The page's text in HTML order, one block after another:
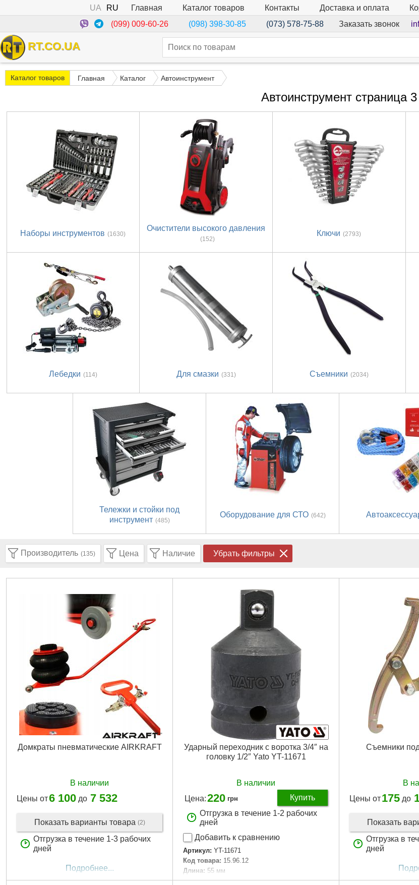
UA RU Главная Каталог товаров Контакты Доставка и оплата
(099) 009-60-26
(098) 398-30-85 (073) 578-75-88 Заказать звонок
RT.CO.UA
Каталог товаров Главная Каталог Автоинструмент
Автоинструмент страница 3
Наборы инструментов (1630)
Очистители высокого давления
(152)
Ключи (2793)
Лебедки (114) Для смазки (331) Съемники (2034)
Тележки и стойки под
инструмент (485)
Оборудование для СТО (642)
Производитель (135) Цена Наличие Убрать фильтры
Домкраты пневматические AIRKRAFT
В наличии
Цены от6 100 до 7 532
Показать варианты товара (2)
Отгрузка в течение 1-3 рабочих
дней
Подробнее...
Ударный переходник с воротка 3/4″ на
головку 1/2″ Yato YT-11671
В наличии
Цена:220 грн
Купить
Отгрузка в течение 1-2 рабочих
дней
Добавить к сравнению
Артикул: YT-11671
Код товара: 15.96.12
Длина: 55 мм
Переходник: с 3/4″ на 1/2″
Съемники
В
Цены от175 до
Показать
Отгрузка в
дней